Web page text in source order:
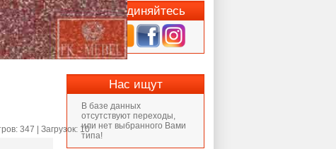
347 | Загрузок: 10
Присоединяйтесь
Нас ищут
В базе данных
отсутствуют переходы,
или нет выбранного Вами
типа!